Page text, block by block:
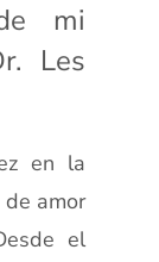
mi
Les
en la
amor
el